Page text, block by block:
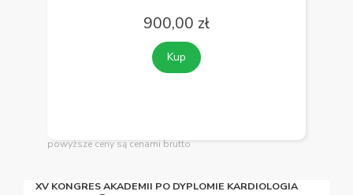
900,00 zł
Kup
powyższe ceny są cenami brutto
XV KONGRES AKADEMII PO DYPLOMIE KARDIOLOGIA